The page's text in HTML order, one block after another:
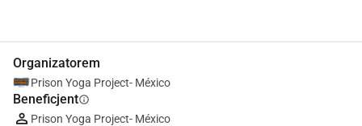
Organizatorem
Prison Yoga Project- México
Beneficjentinfo
Prison Yoga Project- México